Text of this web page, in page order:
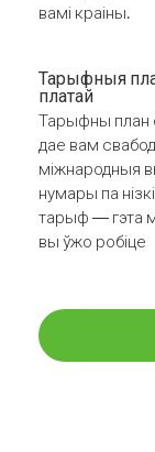
вамі краіны.
Тарыфныя
платай
Тарыфны план
дае вам
міжнародныя
нумары па
тарыф — гэта
вы ўжо робіце